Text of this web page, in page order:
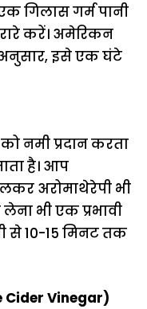
गिलास गर्म पानी
करें। अमेरिकन
इसे एक घंटे
नमी प्रदान करता
है। आप
अरोमाथेरेपी भी
भी एक प्रभावी
से 10-15 मिनट तक
Cider Vinegar)